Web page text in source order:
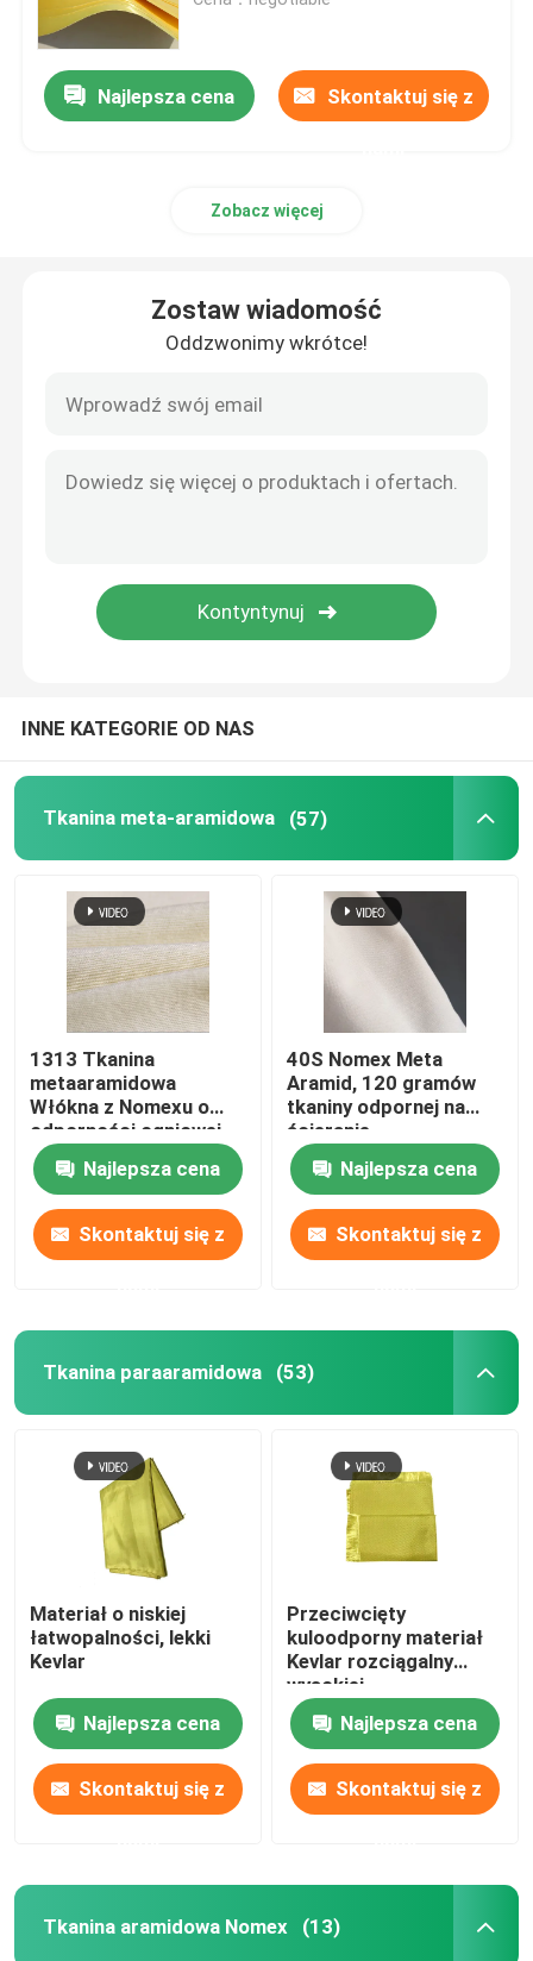
Taśma z aramidą
Aramidowy przenośnik taśmowy
Najlepsza cena Skontaktuj się z
Zobacz więcej
Zostaw wiadomość
Oddzwonimy wkrótce!
INNE KATEGORIE OD NAS
Tkanina meta-aramidowa (57)
1313 Tkanina
metaaramidowa
Włókna z Nomexu o
odporności ogniowej
Najlepsza cena
Skontaktuj się z
40S Nomex Meta
Aramid, 120 gramów
tkaniny odpornej na
ścieranie.
Najlepsza cena
Skontaktuj się z
Tkanina paraaramidowa (53)
Materiał o niskiej
łatwopalności, lekki
Kevlar
Najlepsza cena
Skontaktuj się z
Przeciwcięty
kuloodporny materiał
Kevlar rozciągalny
wysokiej
wytrzymałości 1414
tkanina włókienna
Najlepsza cena
Skontaktuj się z
Tkanina aramidowa Nomex (13)